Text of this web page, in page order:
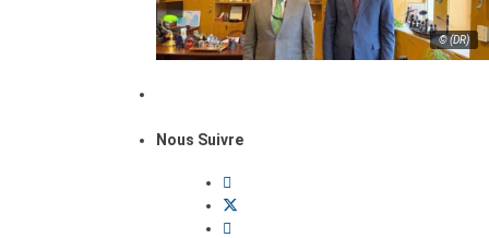
© (DR)
Nous Suivre